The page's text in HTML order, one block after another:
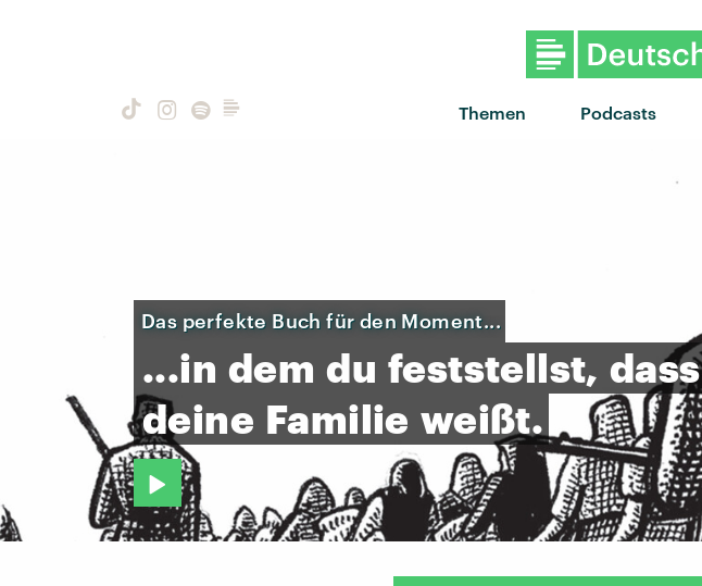
Themen Podcasts
Das perfekte Buch für den Moment...
...in dem du feststellst, dass
deine Familie weißt.